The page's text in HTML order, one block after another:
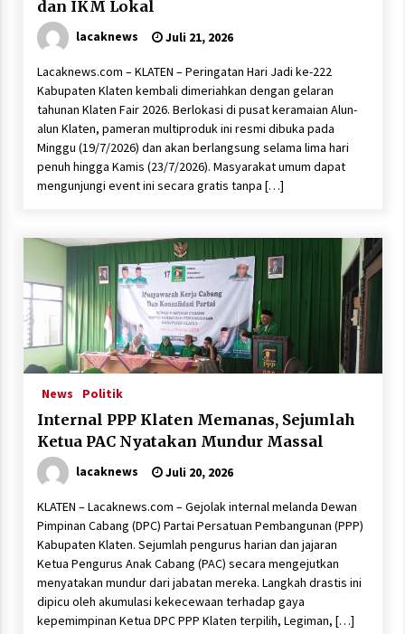
dan IKM Lokal
lacaknews Juli 21, 2026
Lacaknews.com – KLATEN – Peringatan Hari Jadi ke-222
Kabupaten Klaten kembali dimeriahkan dengan gelaran
tahunan Klaten Fair 2026. Berlokasi di pusat keramaian Alun-
alun Klaten, pameran multiproduk ini resmi dibuka pada
Minggu (19/7/2026) dan akan berlangsung selama lima hari
penuh hingga Kamis (23/7/2026). Masyarakat umum dapat
mengunjungi event ini secara gratis tanpa […]
News Politik
Internal PPP Klaten Memanas, Sejumlah
Ketua PAC Nyatakan Mundur Massal
lacaknews Juli 20, 2026
KLATEN – Lacaknews.com – Gejolak internal melanda Dewan
Pimpinan Cabang (DPC) Partai Persatuan Pembangunan (PPP)
Kabupaten Klaten. Sejumlah pengurus harian dan jajaran
Ketua Pengurus Anak Cabang (PAC) secara mengejutkan
menyatakan mundur dari jabatan mereka. Langkah drastis ini
dipicu oleh akumulasi kekecewaan terhadap gaya
kepemimpinan Ketua DPC PPP Klaten terpilih, Legiman, […]